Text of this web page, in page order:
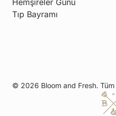
Tıp Bayramı
© 2026 Bloom and Fresh. Tüm